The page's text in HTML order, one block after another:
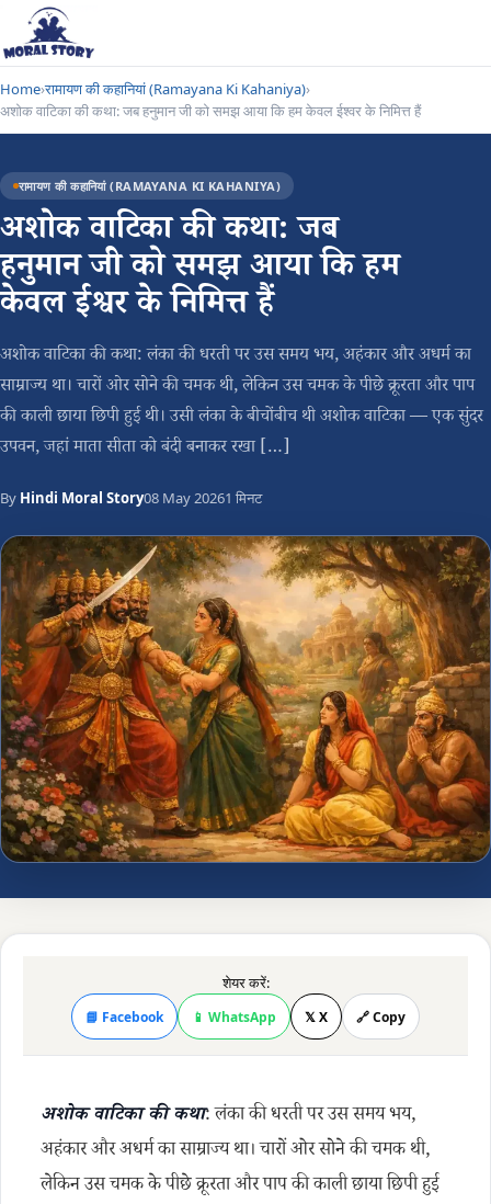
Home›रामायण की कहानियां (Ramayana Ki Kahaniya)›
अशोक वाटिका की कथा: जब हनुमान जी को समझ आया कि हम केवल ईश्वर के निमित्त हैं
रामायण की कहानियां (RAMAYANA KI KAHANIYA)
अशोक वाटिका की कथा: जब
हनुमान जी को समझ आया कि हम
केवल ईश्वर के निमित्त हैं
अशोक वाटिका की कथा: लंका की धरती पर उस समय भय, अहंकार और अधर्म का
साम्राज्य था। चारों ओर सोने की चमक थी, लेकिन उस चमक के पीछे क्रूरता और पाप
की काली छाया छिपी हुई थी। उसी लंका के बीचोंबीच थी अशोक वाटिका — एक सुंदर
उपवन, जहां माता सीता को बंदी बनाकर रखा […]
By Hindi Moral Story08 May 20261 मिनट
शेयर करें:
📘 Facebook 📱 WhatsApp 𝕏 X 🔗 Copy
अशोक वाटिका की कथा: लंका की धरती पर उस समय भय,
अहंकार और अधर्म का साम्राज्य था। चारों ओर सोने की चमक थी,
लेकिन उस चमक के पीछे क्रूरता और पाप की काली छाया छिपी हुई